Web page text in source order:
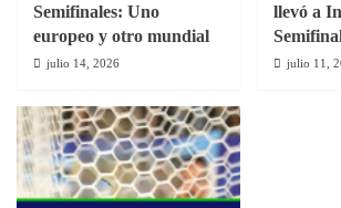
Semifinales: Uno
europeo y otro mundial
julio 14, 2026
llevó a
julio 11,